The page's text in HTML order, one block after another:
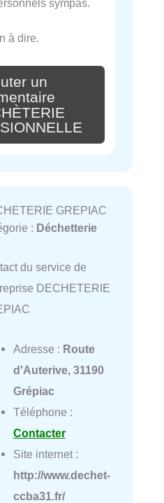
sympas.
à dire.
un
GREPIAC
: Déchetterie
du service de
DECHETERIE
Adresse : Route
d'Auterive, 31190
Grépiac
Téléphone :
Contacter
Site internet :
http://www.dechet-
ccba31.fr/